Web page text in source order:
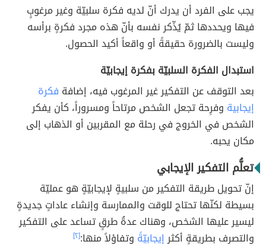
يجب على الفرد أن يدرك أنّ لديه فكرة سلبيّة وغير مرغوبٍ
فيها ويحددها ثمّ يُذّكر نفسه بأنّ هذه مجرد فكرةٍ برأسه
وليست بالضرورة حقيقةً أو واقعاً أكيد الحصول.
استبدال الفكرة السلبيّة بفكرة إيجابيّة
بعد التوقف عن التفكير غير المرغوب فيه، إضافة فكرة
إيجابية وفرِحة تجعل الشخص مرتاحاً ومسروراً، كأن يفكر
الشخص في الخروج في رحلة مع المقربين أو الذهاب إلى
مكان يحبه.
تعلُّم التفكير الإيجابي
إنّ تحويل طريقة التفكير من سلبيةٍ لإيجابيّةٍ هو عمليّة
بسيطة لكنّها تحتاج للوقت والممارسة وإنشاء عاداتٍ جديدةٍ
ليسير عليها الشخص، وهناك عدةُ طرقٍ تساعد على التفكير
والتصرف بطريقةٍ أكثرإيجابيّةً وتفاؤلاً منها:[٢]